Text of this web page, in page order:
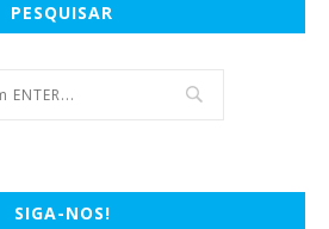
PESQUISAR
SIGA-NOS!